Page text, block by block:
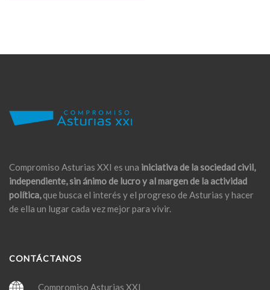
Compromiso Asturias XXI es una iniciativa de la sociedad civil,
independiente, sin ánimo de lucro y al margen de la actividad
política,que busca el interés y el progreso de Asturias y hacer
de ella un lugar cada vez mejor para vivir.
CONTÁCTANOS
Compromiso Asturias XXI